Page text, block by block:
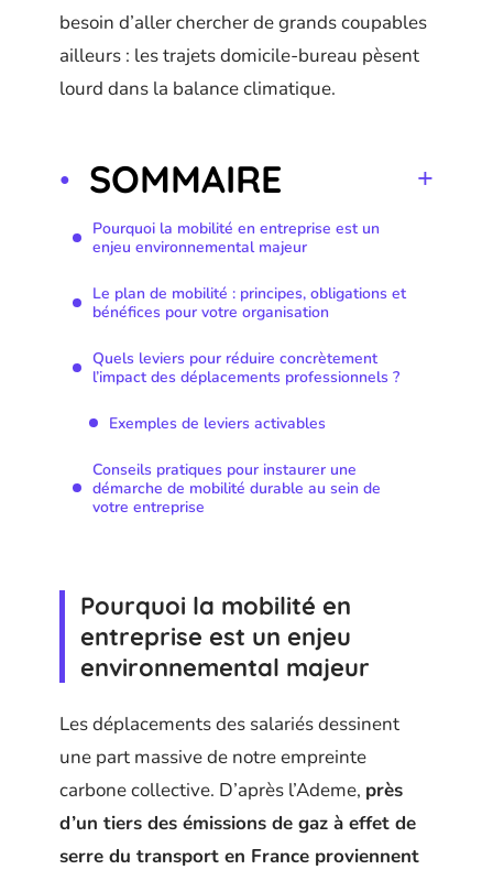
besoin d’aller chercher de grands coupables
ailleurs : les trajets domicile-bureau pèsent
lourd dans la balance climatique.
SOMMAIRE
Pourquoi la mobilité en entreprise est un
enjeu environnemental majeur
Le plan de mobilité : principes, obligations et
bénéfices pour votre organisation
Quels leviers pour réduire concrètement
l’impact des déplacements professionnels ?
Exemples de leviers activables
Conseils pratiques pour instaurer une
démarche de mobilité durable au sein de
votre entreprise
Pourquoi la mobilité en
entreprise est un enjeu
environnemental majeur
Les déplacements des salariés dessinent
une part massive de notre empreinte
carbone collective. D’après l’Ademe, près
d’un tiers des émissions de gaz à effet de
serre du transport en France proviennent